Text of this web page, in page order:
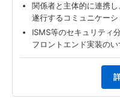
関係者と主体的に連携
遂行するコミュニケーシ
ISMS等のセキュリティ
フロントエンド実装の